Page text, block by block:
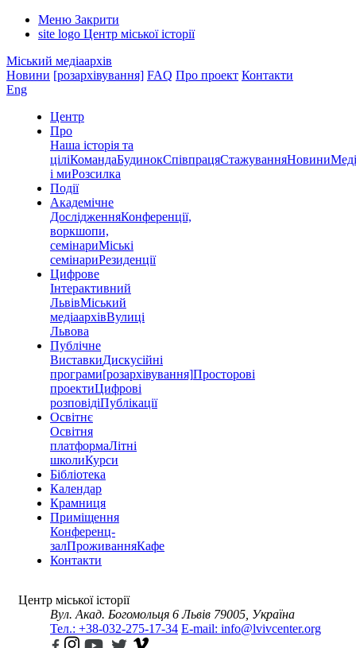
Меню Закрити
site logo Центр міської історії
Міський медіаархів
Новини [розархівування] FAQ Про проект Контакти
Eng
Центр
Про
Наша історія та
ціліКомандаБудинокСпівпрацяСтажуванняНовини
і миРозсилка
Події
Академічне
ДослідженняКонференції,
воркшопи,
семінариМіські
семінариРезиденції
Цифрове
Інтерактивний
ЛьвівМіський
медіаархівВулиці
Львова
Публічне
ВиставкиДискусійні
програми[розархівування]Просторові
проектиЦифрові
розповідіПублікації
Освітнє
Освітня
платформаЛітні
школиКурси
Бібліотека
Календар
Крамниця
Приміщення
Конференц-
залПроживанняКафе
Контакти
Центр міської історії
Вул. Акад. Богомольця 6 Львів 79005, Україна
Тел.: +38-032-275-17-34 E-mail: info@lvivcenter.org